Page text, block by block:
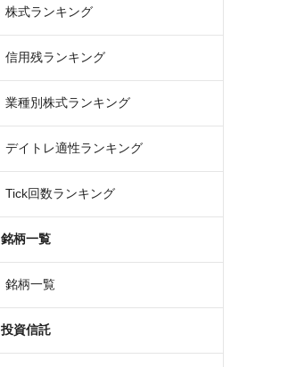
株式ランキング
信用残ランキング
業種別株式ランキング
デイトレ適性ランキング
Tick回数ランキング
銘柄一覧
銘柄一覧
投資信託